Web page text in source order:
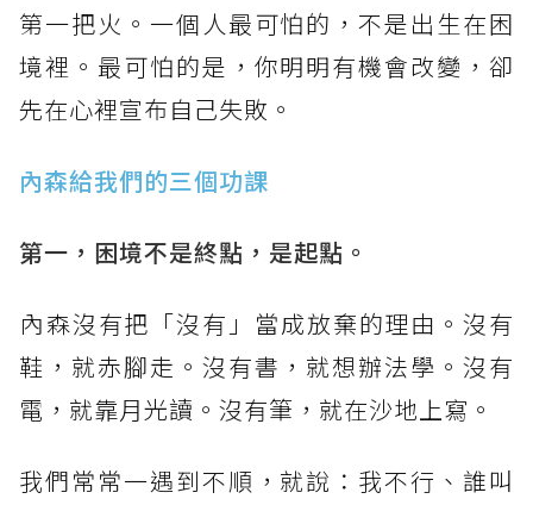
第一把火。一個人最可怕的，不是出生在困
境裡。最可怕的是，你明明有機會改變，卻
先在心裡宣布自己失敗。
內森給我們的三個功課
第一，困境不是終點，是起點。
​內森沒有把「沒有」當成放棄的理由。沒有
鞋，就赤腳走。沒有書，就想辦法學。沒有
電，就靠月光讀。沒有筆，就在沙地上寫。
我們常常一遇到不順，就說：我不行、誰叫